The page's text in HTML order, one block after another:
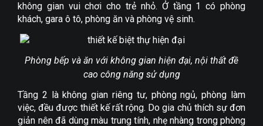
không gian vui chơi cho trẻ nhỏ. Ở tầng 1 có phòng
khách, gara ô tô, phòng ăn và phòng vệ sinh.
Phòng bếp và ăn với không gian hiện đại, nội thất đề
cao công năng sử dụng
Tầng 2 là không gian riêng tư, phòng ngủ, phòng làm
việc, đều được thiết kế rất rộng. Do gia chủ thích sự đơn
giản nên đã dùng màu trung tính, nhẹ nhàng trong phòng